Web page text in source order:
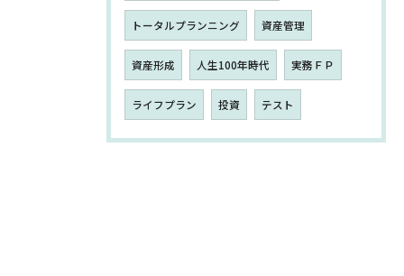
トータルプランニング 資産管理
資産形成 人生100年時代 実務ＦＰ
ライフプラン 投資 テスト